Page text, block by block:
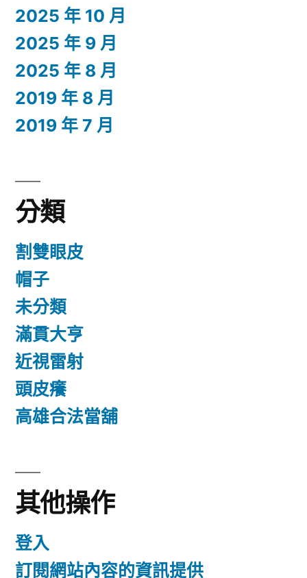
2025 年 10 月
2025 年 9 月
2025 年 8 月
2019 年 8 月
2019 年 7 月
分類
割雙眼皮
帽子
未分類
滿貫大亨
近視雷射
頭皮癢
高雄合法當舖
其他操作
登入
訂閱網站內容的資訊提供